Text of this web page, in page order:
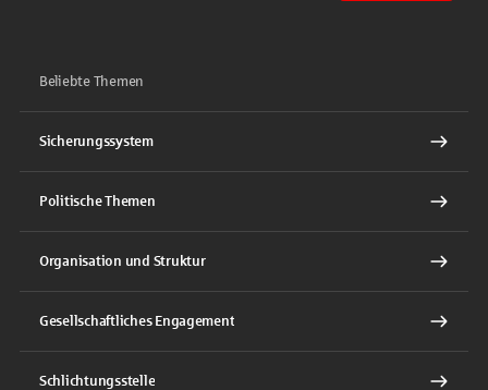
Beliebte Themen
Sicherungssystem
Politische Themen
Organisation und Struktur
Gesellschaftliches Engagement
Schlichtungsstelle